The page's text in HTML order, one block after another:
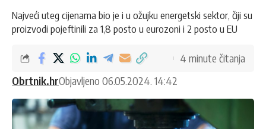
Najveći uteg cijenama bio je i u ožujku energetski sektor, čiji su
proizvodi pojeftinili za 1,8 posto u eurozoni i 2 posto u EU
Obrtnik.hrObjavljeno 06.05.2024. 14:42
4 minute čitanja